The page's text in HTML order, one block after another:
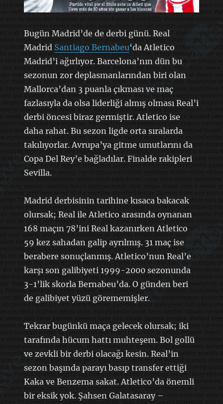
Bugün Madrid’de de derbi günü. Real
Madrid Santiago Bernabeu‘da Atletico
Madrid’i ağırlıyor. Barcelona’nın dün bu
sezonun zor deplasmanlarından biri olan
Mallorca’dan 3 puanla çıkması ve maç
fazlasıyla da olsa liderliği almış olması Real’i
derbi öncesi biraz germiştir. Atletico ise
daha rahat. Bu sezon ligde orta sıralarda
takılıyorlar. Avrupa’ya gitme umutlarını da
Copa Del Rey’e bağladılar. Finalde rakipleri
Sevilla.
Madrid derbisinin tarihine kısaca bakacak
olursak; Real ile Atletico arasında oynanan
168 maçın 78’ini Real kazanırken Atletico
59 kez sahadan galip ayrılmış. 31 maç ise
berabere sonuçlanmış. Atletico’nun Real’e
karşı son galibiyeti 1999-2000 sezonunda
3-1’lik skorla Bernabeu’da. O günden beri
de galibiyet yüzü görememişler.
Tekrar bugünkü maça gelecek olursak; iki
tarafında hücum hattı muhteşem. Bol gollü
ve zevkli bir derbi olacağı kesin. Real’in
sezon başında parayı basıp transfer ettiği
Kaka ve Benzema sakat. Atletico’da önemli
bir eksik yok. Şahsen Galatasaray –